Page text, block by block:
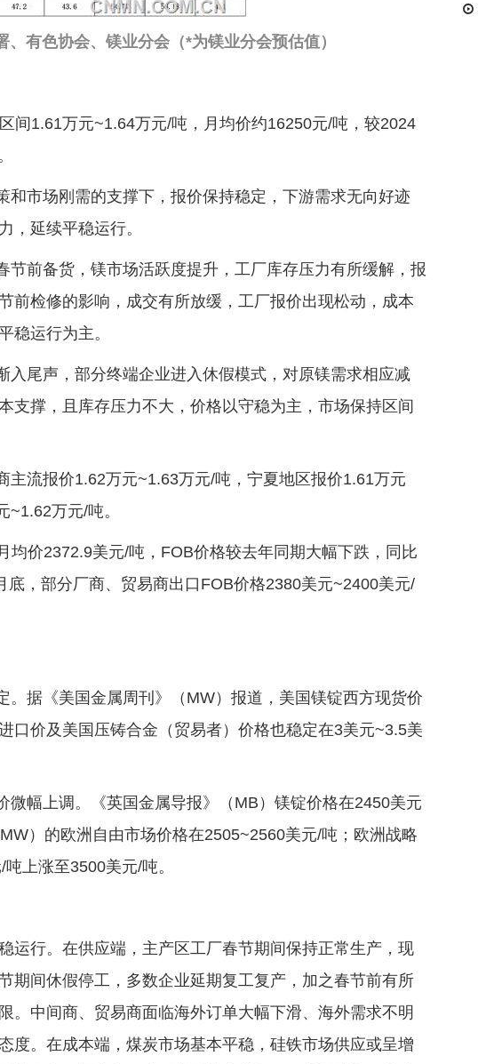
、有色协会、镁业分会（*为镁业分会预估值）
间1.61万元~1.64万元/吨，月均价约16250元/吨，较2024
和市场刚需的支撑下，报价保持稳定，下游需求无向好迹
，延续平稳运行。
节前备货，镁市场活跃度提升，工厂库存压力有所缓解，报
前检修的影响，成交有所放缓，工厂报价出现松动，成本
稳运行为主。
入尾声，部分终端企业进入休假模式，对原镁需求相应减
支撑，且库存压力不大，价格以守稳为主，市场保持区间
主流报价1.62万元~1.63万元/吨，宁夏地区报价1.61万元
万元/吨。
均价2372.9美元/吨，FOB价格较去年同期大幅下跌，同比
，部分厂商、贸易商出口FOB价格2380美元~2400美元/
。据《美国金属周刊》（MW）报道，美国镁锭西方现货价
口价及美国压铸合金（贸易者）价格也稳定在3美元~3.5美
微幅上调。《英国金属导报》（MB）镁锭价格在2450美元
）的欧洲自由市场价格在2505~2560美元/吨；欧洲战略
上涨至3500美元/吨。
运行。在供应端，主产区工厂春节期间保持正常生产，现
期间休假停工，多数企业延期复工复产，加之春节前有所
。中间商、贸易商面临海外订单大幅下滑、海外需求不明
度。在成本端，煤炭市场基本平稳，硅铁市场供应或呈增